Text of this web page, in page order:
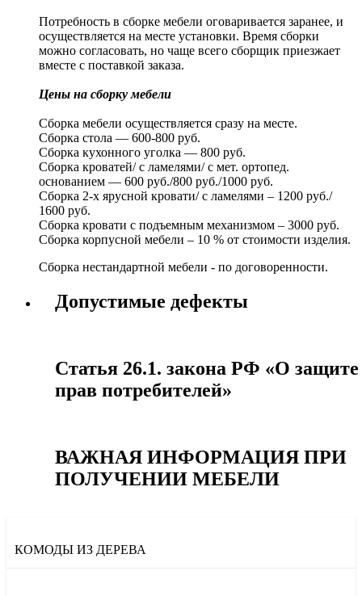
Потребность в сборке мебели оговаривается заранее, и
осуществляется на месте установки. Время сборки
можно согласовать, но чаще всего сборщик приезжает
вместе с поставкой заказа.
Цены на сборку мебели
Сборка мебели осуществляется сразу на месте.
Сборка стола — 600-800 руб.
Сборка кухонного уголка — 800 руб.
Сборка кроватей/ с ламелями/ с мет. ортопед.
основанием — 600 руб./800 руб./1000 руб.
Сборка 2-х ярусной кровати/ с ламелями – 1200 руб./
1600 руб.
Сборка кровати с подъемным механизмом – 3000 руб.
Сборка корпусной мебели – 10 % от стоимости изделия.
Сборка нестандартной мебели - по договоренности.
Допустимые дефекты
Статья 26.1. закона РФ «О защите
прав потребителей»
ВАЖНАЯ ИНФОРМАЦИЯ ПРИ
ПОЛУЧЕНИИ МЕБЕЛИ
КОМОДЫ ИЗ ДЕРЕВА